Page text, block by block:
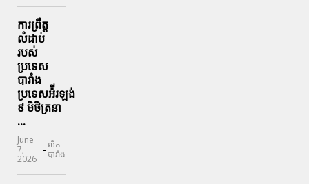
ការព្រឹត្ត
លំដាប់
របស់
ប្រទេស
បារាំង
ប្រទេសអ៉ីរឡង់
៩ មិថិត្រនា
...
June
7,
2026
- លីក
បារាំង